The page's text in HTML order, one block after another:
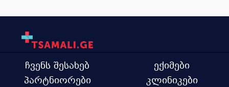
ჩვენს შესახებ
პარტნიორები
ექიმები
კლინიკები